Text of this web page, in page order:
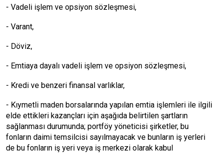
- Vadeli işlem ve opsiyon sözleşmesi,
- Varant,
- Döviz,
- Emtiaya dayalı vadeli işlem ve opsiyon sözleşmesi,
- Kredi ve benzeri finansal varlıklar,
- Kıymetli maden borsalarında yapılan emtia işlemleri ile ilgili
elde ettikleri kazançları için aşağıda belirtilen şartların
sağlanması durumunda; portföy yöneticisi şirketler, bu
fonların daimi temsilcisi sayılmayacak ve bunların iş yerleri
de bu fonların iş yeri veya iş merkezi olarak kabul